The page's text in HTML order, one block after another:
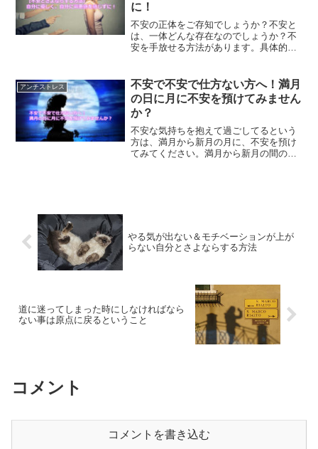
に！
不安の正体をご存知でしょうか？不安と
は、一体どんな存在なのでしょうか？不
安を手放せる方法があります。具体的
アンチストレス
不安で不安で仕方ない方へ！満月
の日に月に不安を預けてみません
か？
不安な気持ちを抱えて過ごしてるという
方は、満月から新月の月に、不安を預け
てみてください。満月から新月の間の月
やる気が出ない＆モチベーションが上が
らない自分とさよならする方法
道に迷ってしまった時にしなければなら
ない事は原点に戻るということ
コメント
コメントを書き込む